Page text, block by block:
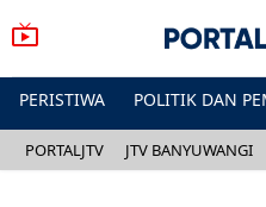
PERISTIWA POLITIK DAN
PORTALJTV JTV BANYUWANGI